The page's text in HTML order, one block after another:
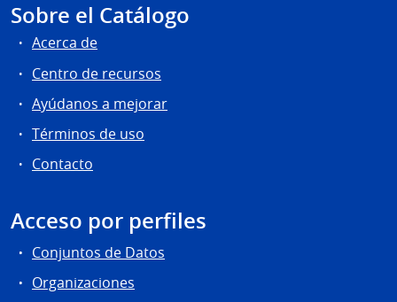
Sobre el Catálogo
Acerca de
Centro de recursos
Ayúdanos a mejorar
Términos de uso
Contacto
Acceso por perfiles
Conjuntos de Datos
Organizaciones